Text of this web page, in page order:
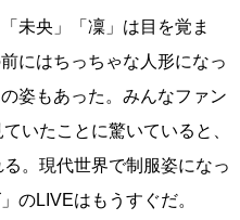
未央」「凜」は目を覚ま
にはちっちゃな人形になっ
姿もあった。みんなファン
いたことに驚いていると、
。現代世界で制服姿になっ
のLIVEはもうすぐだ。